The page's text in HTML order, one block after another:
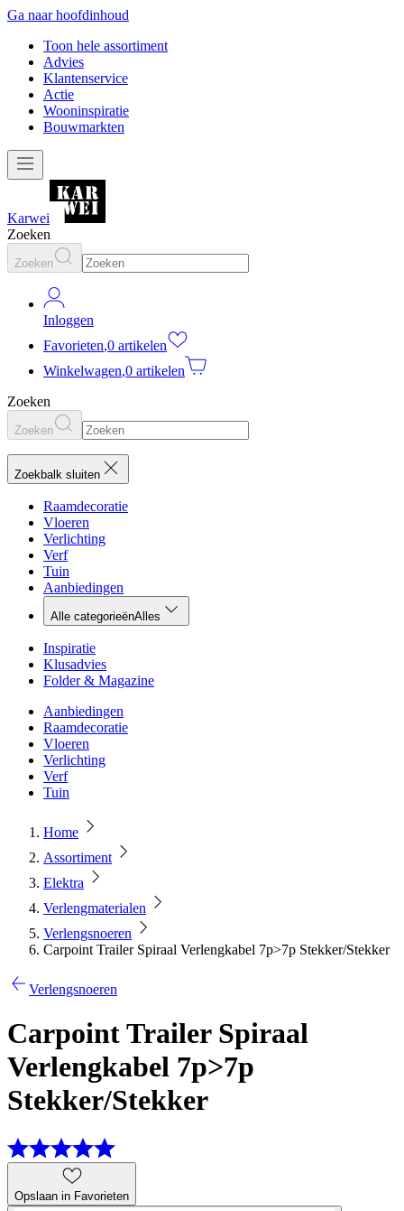
Ga naar hoofdinhoud
Toon hele assortiment
Advies
Klantenservice
Actie
Wooninspiratie
Bouwmarkten
Karwei
Zoeken
Zoeken
Inloggen
Favorieten,0 artikelen
Winkelwagen,0 artikelen
Zoeken
Zoeken
Zoekbalk sluiten
Raamdecoratie
Vloeren
Verlichting
Verf
Tuin
Aanbiedingen
Alle categorieënAlles
Inspiratie
Klusadvies
Folder & Magazine
Aanbiedingen
Raamdecoratie
Vloeren
Verlichting
Verf
Tuin
Home
Assortiment
Elektra
Verlengmaterialen
Verlengsnoeren
Carpoint Trailer Spiraal Verlengkabel 7p>7p Stekker/Stekker
Verlengsnoeren
Carpoint Trailer Spiraal
Verlengkabel 7p>7p
Stekker/Stekker
Opslaan in Favorieten